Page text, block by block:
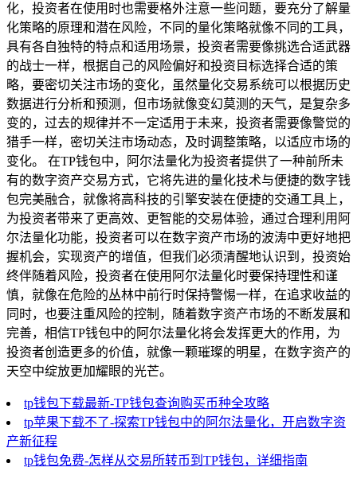
化，投资者在使用时也需要格外注意一些问题，要充分了解量
化策略的原理和潜在风险，不同的量化策略就像不同的工具，
具有各自独特的特点和适用场景，投资者需要像挑选合适武器
的战士一样，根据自己的风险偏好和投资目标选择合适的策
略，要密切关注市场的变化，虽然量化交易系统可以根据历史
数据进行分析和预测，但市场就像变幻莫测的天气，是复杂多
变的，过去的规律并不一定适用于未来，投资者需要像警觉的
猎手一样，密切关注市场动态，及时调整策略，以适应市场的
变化。 在TP钱包中，阿尔法量化为投资者提供了一种前所未
有的数字资产交易方式，它将先进的量化技术与便捷的数字钱
包完美融合，就像将高科技的引擎安装在便捷的交通工具上，
为投资者带来了更高效、更智能的交易体验，通过合理利用阿
尔法量化功能，投资者可以在数字资产市场的波涛中更好地把
握机会，实现资产的增值，但我们必须清醒地认识到，投资始
终伴随着风险，投资者在使用阿尔法量化时要保持理性和谨
慎，就像在危险的丛林中前行时保持警惕一样，在追求收益的
同时，也要注重风险的控制，随着数字资产市场的不断发展和
完善，相信TP钱包中的阿尔法量化将会发挥更大的作用，为
投资者创造更多的价值，就像一颗璀璨的明星，在数字资产的
天空中绽放更加耀眼的光芒。
tp钱包下载最新-TP钱包查询购买币种全攻略
tp苹果下载不了-探索TP钱包中的阿尔法量化，开启数字资
产新征程
tp钱包免费-怎样从交易所转币到TP钱包，详细指南